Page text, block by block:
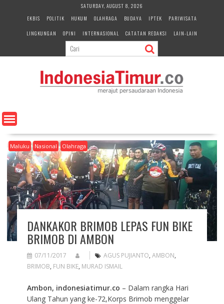
e
n
SATURDAY, AUGUST 8, 2026
EKBIS
POLITIK HUKUM OLAHRAGA BUDAYA IPTEK
PARIWISATA
LINGKUNGAN
OPINI INTERNASIONAL CATATAN REDAKSI LAIN-LAIN
Maluku Nasional Olahraga
DANKAKOR BRIMOB LEPAS FUN BIKE
BRIMOB DI AMBON
07/11/2017 AGUS PUJIANTO, AMBON,
BRIMOB, FUN BIKE, MURAD ISMAIL
Ambon, indonesiatimur.co – Dalam rangka Hari
Ulang Tahun yang ke-72,Korps Brimob menggelar